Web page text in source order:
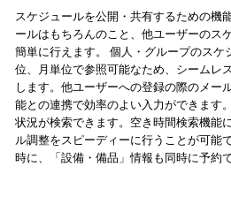
スケジュールを公開・共有するための機
ールはもちろんのこと、他ユーザーのス
簡単に行えます。 個人・グループのスケ
位、月単位で参照可能なため、シームレ
します。他ユーザーへの登録の際のメー
能との連携で効率のよい入力ができます
状況が検索できます。空き時間検索機能
ル調整をスピーディーに行うことが可能
時に、「設備・備品」情報も同時に予約